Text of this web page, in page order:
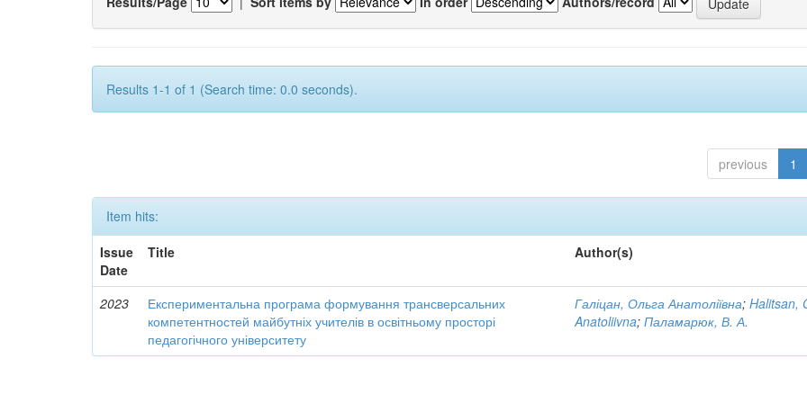
Results 1-1 of 1 (Search time: 0.0 seconds).
previous 1
Item hits:
Issue
Date
Title Author(s)
2023
Експериментальна програма формування трансверсальних
компетентностей майбутніх учителів в освітньому просторі
педагогічного університету
Галіцан, Ольга Анатоліївна;Halitsan,
Anatoliivna;Паламарюк, В. А.